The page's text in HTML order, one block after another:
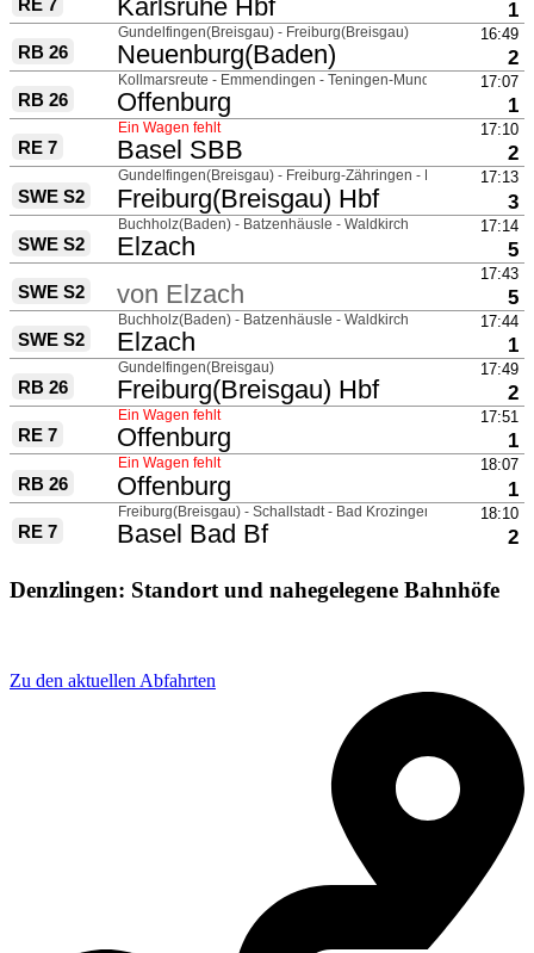
Denzlingen: Standort und nahegelegene Bahnhöfe
Zu den aktuellen Abfahrten